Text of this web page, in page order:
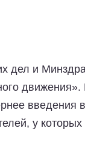
дел и
введения
у